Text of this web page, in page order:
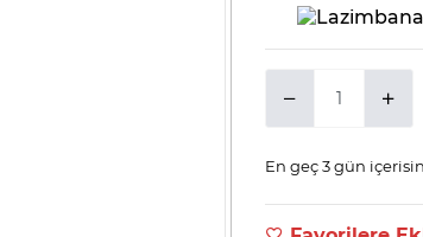
En geç 3 gün